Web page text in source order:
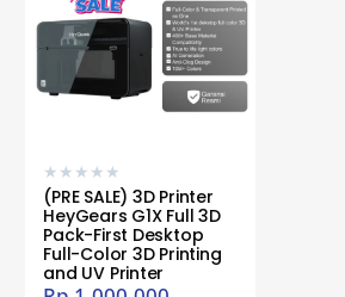
★ ★ ★ ★ ★
(PRE SALE) 3D Printer
HeyGears G1X Full 3D
Pack-First Desktop
Full-Color 3D Printing
and UV Printer